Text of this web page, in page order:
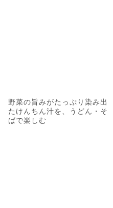
野菜の旨みがたっぷり染み出
たけんちん汁を、うどん・そ
ばで楽しむ